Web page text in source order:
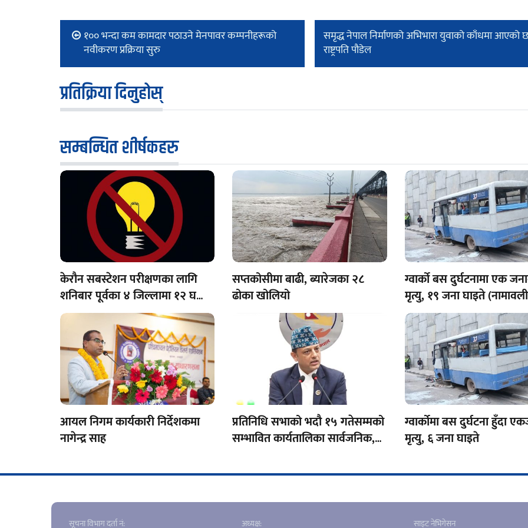
१०० भन्दा कम कामदार पठाउने मेनपावर कम्पनीहरूको
नवीकरण प्रक्रिया सुरु
समृद्ध नेपाल निर्माणको अभिभारा युवाको काँधमा आएको
राष्ट्रपति पौडेल
प्रतिक्रिया दिनुहोस्
सम्बन्धित शीर्षकहरु
केरौन सबस्टेशन परीक्षणका लागि
शनिबार पूर्वका ४ जिल्लामा १२ घण्टा
विद्युत् अवरुद्ध हुने
सप्तकोसीमा बाढी, ब्यारेजका २८
ढोका खोलियो
ग्वार्को बस दुर्घटनामा एक
मृत्यु, १९ जना घाइते
आयल निगम कार्यकारी निर्देशकमा
नागेन्द्र साह
प्रतिनिधि सभाको भदौ १५ गतेसम्मको
सम्भावित कार्यतालिका सार्वजनिक,
ग्वार्कोमा बस दुर्घटना हुँदा
मृत्यु, ६ जना घाइते
सूचना विभाग दर्ता नं‍: अध्यक्ष: साइट नेभिगेसन